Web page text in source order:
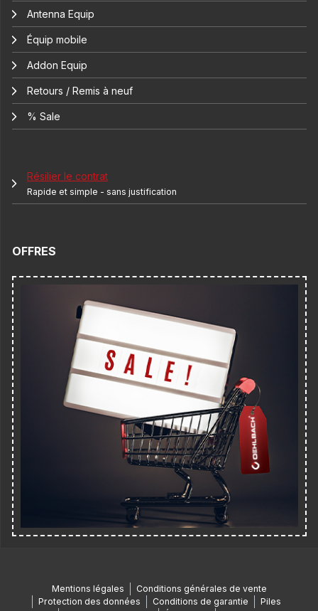
Antenna Equip
Équip mobile
Addon Equip
Retours / Remis à neuf
% Sale
Résilier le contrat
Rapide et simple - sans justification
OFFRES
Mentions légales
Conditions générales de vente
Protection des données
Conditions de garantie
Piles